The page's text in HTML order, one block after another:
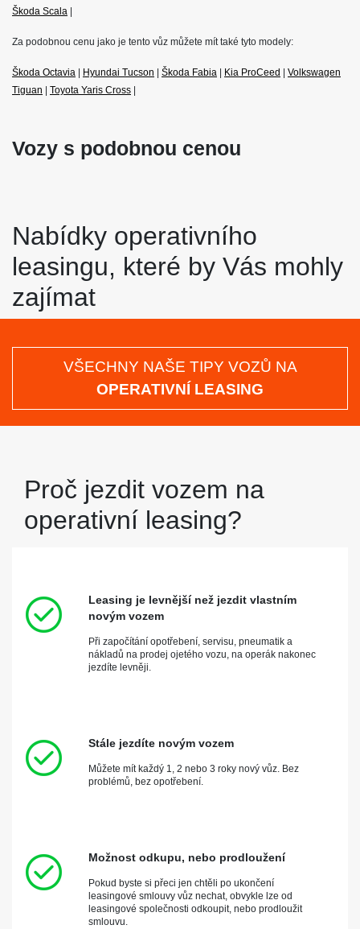
Škoda Scala
Za podobnou cenu jako je tento vůz můžete mít také tyto modely:
Škoda Octavia Hyundai Tucson Škoda Fabia Kia ProCeed
Volkswagen
Tiguan
Toyota Yaris Cross
Vozy s podobnou cenou
Nabídky operativního
leasingu, které by Vás mohly
zajímat
VŠECHNY NAŠE TIPY VOZŮ NA
OPERATIVNÍ LEASING
Proč jezdit vozem na
operativní leasing?
Leasing je levnější než jezdit vlastním
novým vozem
Při započítání opotřebení, servisu, pneumatik a
nákladů na prodej ojetého vozu, na operák nakonec
jezdíte levněji.
Stále jezdíte novým vozem
Můžete mít každý 1, 2 nebo 3 roky nový vůz. Bez
problémů, bez opotřebení.
Možnost odkupu, nebo prodloužení
Pokud byste si přeci jen chtěli po ukončení
leasingové smlouvy vůz nechat, obvykle lze od
leasingové společnosti odkoupit, nebo prodloužit
smlouvu.